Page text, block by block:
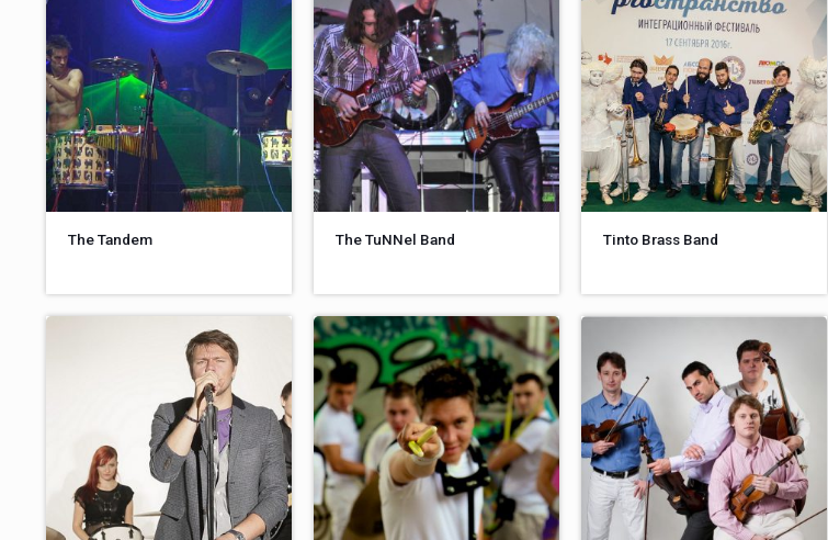
The Tandem The TuNNel Band Tinto Brass Band